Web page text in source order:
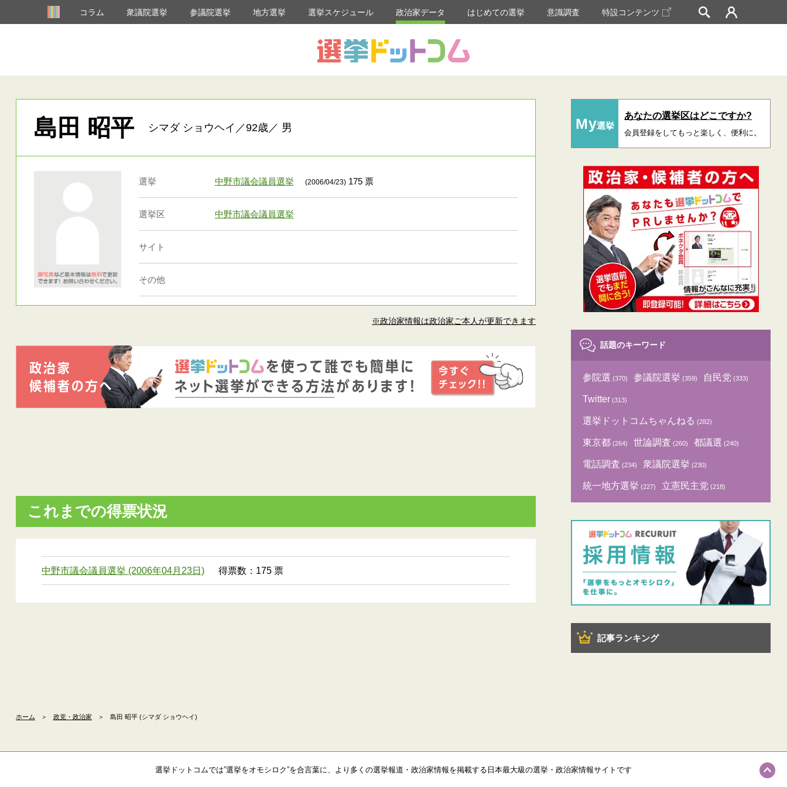
コラム 衆議院選挙 参議院選挙 地方選挙 選挙スケジュール 政治家データ はじめての選挙 意識調査 特設コンテンツ
島田 昭平 シマダ ショウヘイ／92歳／ 男
選挙 中野市議会議員選挙 (2006/04/23)175 票
選挙区 中野市議会議員選挙
サイト
その他
※政治家情報は政治家ご本人が更新できます
これまでの得票状況
中野市議会議員選挙 (2006年04月23日) 得票数：175 票
My選挙
あなたの選挙区はどこですか?
会員登録をしてもっと楽しく、便利に。
話題のキーワード
参院選 (370) 参議院選挙 (359) 自民党 (333)
Twitter (313)
選挙ドットコムちゃんねる (282)
東京都 (264) 世論調査 (260) 都議選 (240)
電話調査 (234) 衆議院選挙 (230)
統一地方選挙 (227) 立憲民主党 (218)
記事ランキング
ホーム ＞ 政党・政治家 ＞ 島田 昭平 (シマダ ショウヘイ)
選挙ドットコムでは”選挙をオモシロク”を合言葉に、より多くの選挙報道・政治家情報を掲載する日本最大級の選挙・政治家情報サイトです